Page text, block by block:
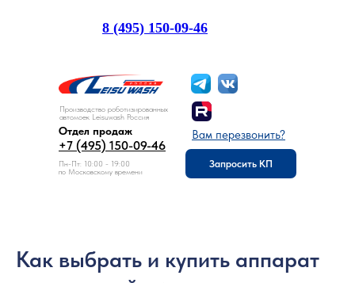
Производство роботизированных
автомоек Leisuwash Россия
+7 (495) 150-09-46
Отдел продаж
Пн-Пт: 10:00 - 19:00
по Московскому времени
Вам перезвонить?
Запросить КП
8 (495) 150-09-46
Как выбрать и купить аппарат